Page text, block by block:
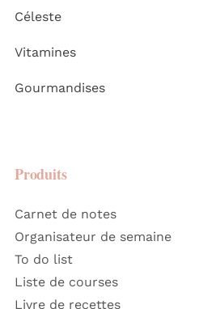
Céleste
Vitamines
Gourmandises
Produits
Carnet de notes
Organisateur de semaine
To do list
Liste de courses
Livre de recettes